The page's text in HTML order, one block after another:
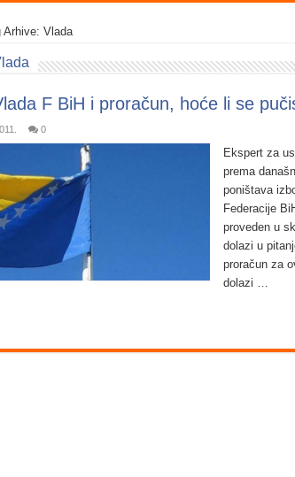
Arhive: Vlada
F BiH i proračun, hoće li se
0
Ekspert za
prema
poništava
Federacije
proveden u
dolazi u
proračun za
dolazi …